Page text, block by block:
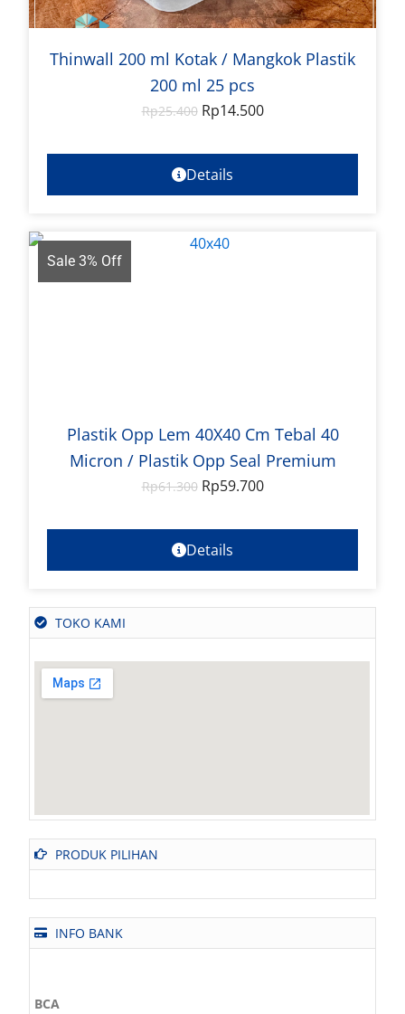
Thinwall 200 ml Kotak / Mangkok Plastik
200 ml 25 pcs
Rp25.400 Rp14.500
Details
Sale 3% Off
Plastik Opp Lem 40X40 Cm Tebal 40
Micron / Plastik Opp Seal Premium
Rp61.300 Rp59.700
Details
TOKO KAMI
PRODUK PILIHAN
INFO BANK
BCA